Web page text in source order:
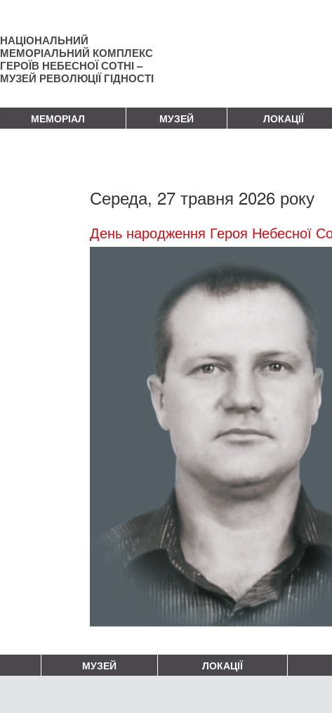
НАЦІОНАЛЬНИЙ
МЕМОРІАЛЬНИЙ КОМПЛЕКС
ГЕРОЇВ НЕБЕСНОЇ СОТНІ –
МУЗЕЙ РЕВОЛЮЦІЇ ГІДНОСТІ
МЕМОРІАЛ МУЗЕЙ ЛОКАЦІЇ
Середа, 27 травня 2026 року
День народження Героя Небесної
МУЗЕЙ ЛОКАЦІЇ